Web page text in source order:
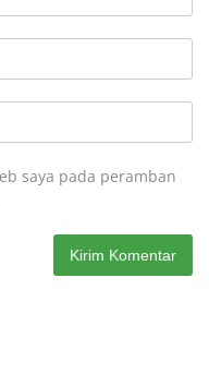
saya pada peramban